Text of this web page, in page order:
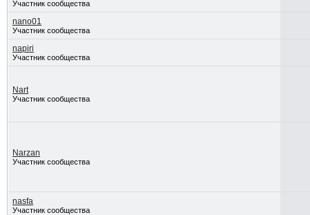
Участник сообщества
nano01
Участник сообщества
napiri
Участник сообщества
Nart
Участник сообщества
Narzan
Участник сообщества
nasfa
Участник сообщества